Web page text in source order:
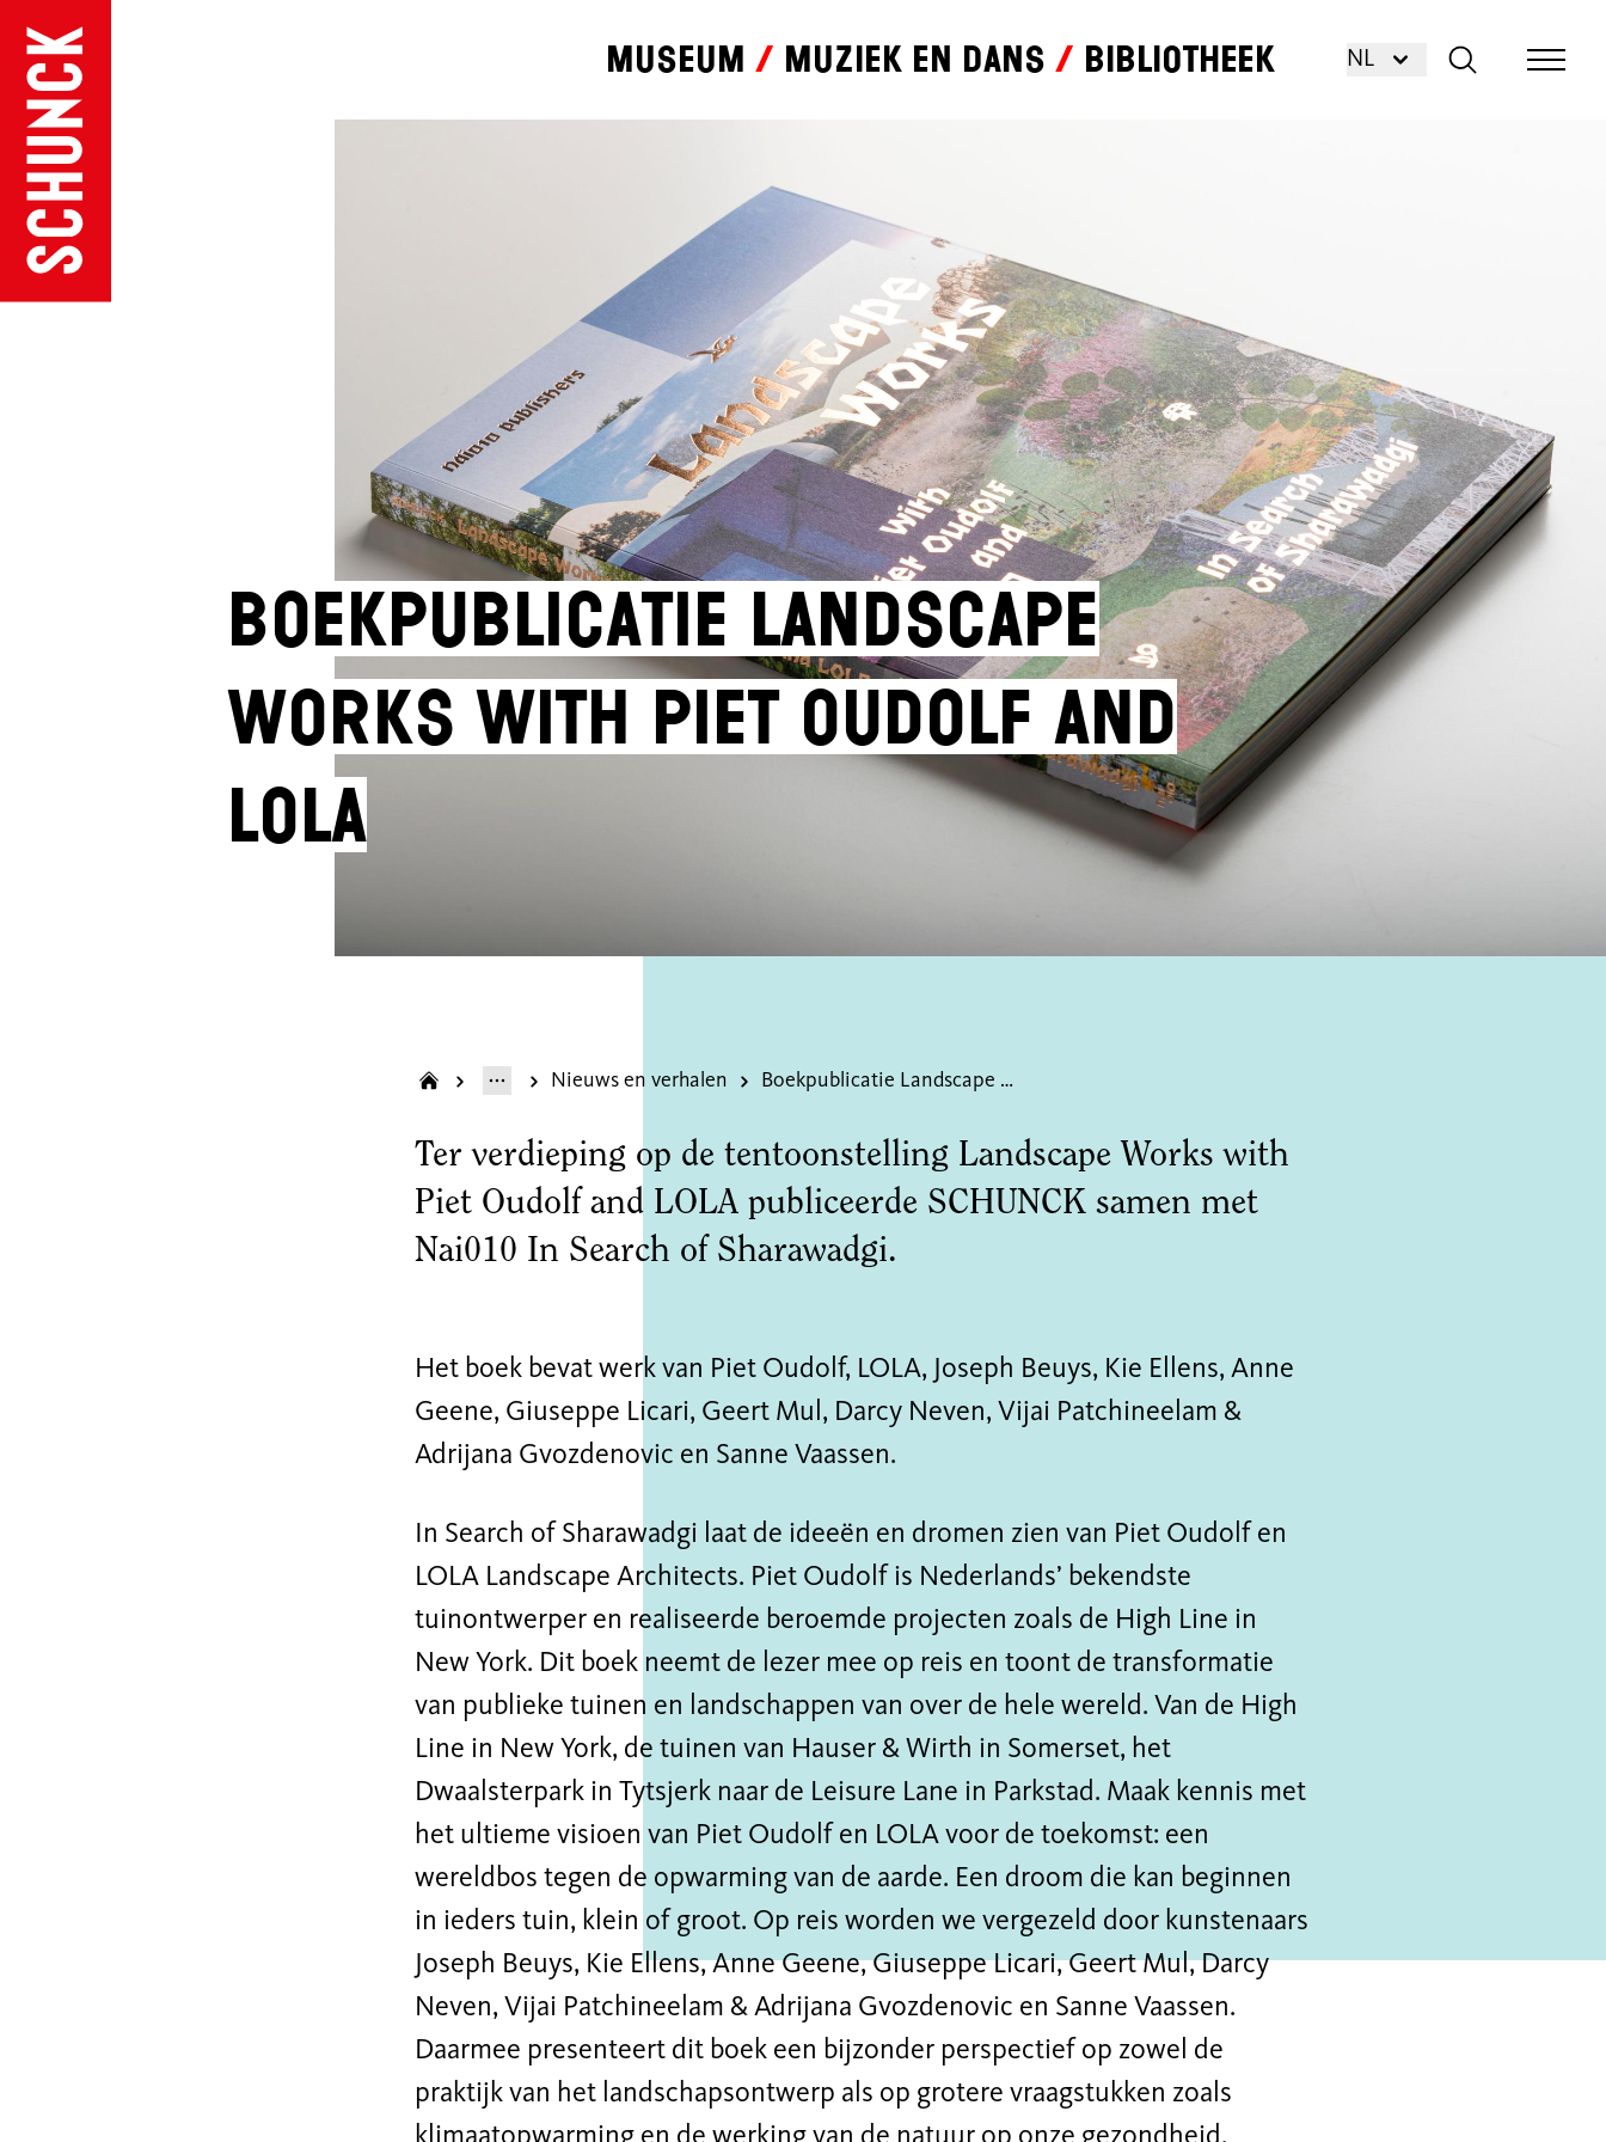
Museum Muziek en dans Bibliotheek NL
Boekpublicatie Landscape
Works with Piet Oudolf and
LOLA
Nieuws en verhalen Boekpublicatie Landscape Works with Piet Oudolf and LOLA
Ter verdieping op de tentoonstelling Landscape Works with
Piet Oudolf and LOLA publiceerde SCHUNCK samen met
Nai010 In Search of Sharawadgi.
Het boek bevat werk van Piet Oudolf, LOLA, Joseph Beuys, Kie Ellens, Anne
Geene, Giuseppe Licari, Geert Mul, Darcy Neven, Vijai Patchineelam &
Adrijana Gvozdenovic en Sanne Vaassen.
In Search of Sharawadgi laat de ideeën en dromen zien van Piet Oudolf en
LOLA Landscape Architects. Piet Oudolf is Nederlands’ bekendste
tuinontwerper en realiseerde beroemde projecten zoals de High Line in
New York. Dit boek neemt de lezer mee op reis en toont de transformatie
van publieke tuinen en landschappen van over de hele wereld. Van de High
Line in New York, de tuinen van Hauser & Wirth in Somerset, het
Dwaalsterpark in Tytsjerk naar de Leisure Lane in Parkstad. Maak kennis met
het ultieme visioen van Piet Oudolf en LOLA voor de toekomst: een
wereldbos tegen de opwarming van de aarde. Een droom die kan beginnen
in ieders tuin, klein of groot. Op reis worden we vergezeld door kunstenaars
Joseph Beuys, Kie Ellens, Anne Geene, Giuseppe Licari, Geert Mul, Darcy
Neven, Vijai Patchineelam & Adrijana Gvozdenovic en Sanne Vaassen.
Daarmee presenteert dit boek een bijzonder perspectief op zowel de
praktijk van het landschapsontwerp als op grotere vraagstukken zoals